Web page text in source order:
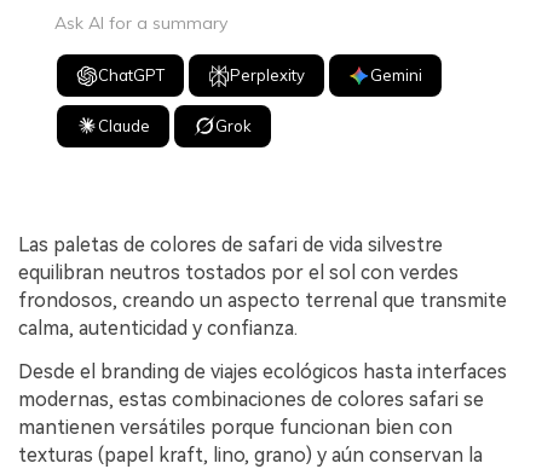
Ask AI for a summary
ChatGPT Perplexity Gemini
Claude Grok
Las paletas de colores de safari de vida silvestre
equilibran neutros tostados por el sol con verdes
frondosos, creando un aspecto terrenal que transmite
calma, autenticidad y confianza.
Desde el branding de viajes ecológicos hasta interfaces
modernas, estas combinaciones de colores safari se
mantienen versátiles porque funcionan bien con
texturas (papel kraft, lino, grano) y aún conservan la